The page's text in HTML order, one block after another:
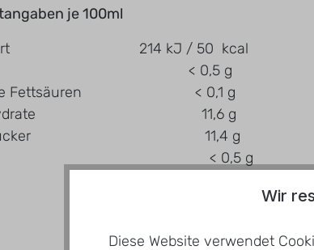
je 100ml
214 kJ / 50 kcal
< 0,5 g
Fettsäuren < 0,1 g
11,6 g
Zucker 11,4 g
< 0,5 g
< 0,5 g
Wir
Diese Website verwendet